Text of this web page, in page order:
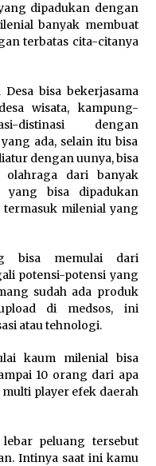
dipadukan dengan
banyak membuat
terbatas cita-citanya
bisa bekerjasama
wisata, kampung-
distinasi dengan
ada, selain itu bisa
dengan uunya, bisa
olahraga dari banyak
yang bisa dipadukan
milenial yang
bisa memulai dari
potensi-potensi yang
sudah ada produk
di medsos, ini
atau tehnologi.
kaum milenial bisa
10 orang dari apa
player efek daerah
peluang tersebut
Intinya saat ini kamu